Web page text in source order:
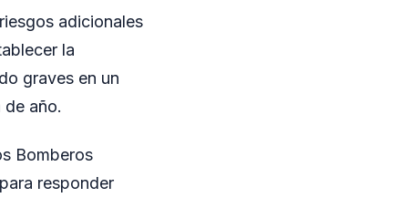
adicionales
la
graves en un
año.
Bomberos
responder